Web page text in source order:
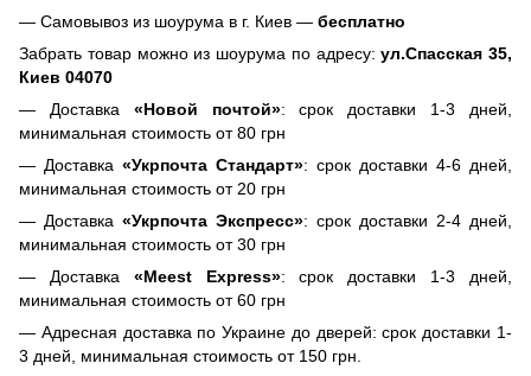
— Самовывоз из шоурума в г. Киев — бесплатно
Забрать товар можно из шоурума по адресу:ул.Спасская 35,
Киев 04070
— Доставка «Новой почтой»: срок доставки 1-3 дней,
минимальная стоимость от 80 грн
— Доставка «Укрпочта Стандарт»: срок доставки 4-6 дней,
минимальная стоимость от 20 грн
— Доставка «Укрпочта Экспресс»: срок доставки 2-4 дней,
минимальная стоимость от 30 грн
— Доставка «Meest Express»: срок доставки 1-3 дней,
минимальная стоимость от 60 грн
— Адресная доставка по Украине до дверей: срок доставки 1-
3 дней, минимальная стоимость от 150 грн.